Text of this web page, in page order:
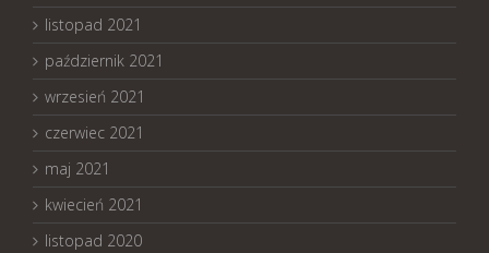
listopad 2021
październik 2021
wrzesień 2021
czerwiec 2021
maj 2021
kwiecień 2021
listopad 2020